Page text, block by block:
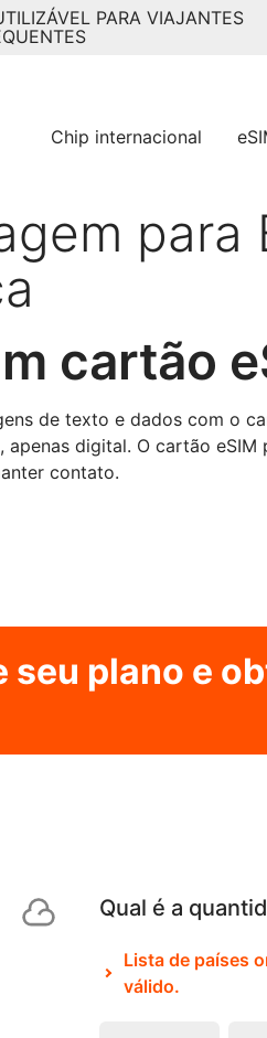
PARA VIAJANTES
Chip internacional
para
cartão
de texto e dados com o
apenas digital. O cartão
contato.
seu plano e
Qual é a
Lista de países
válido.